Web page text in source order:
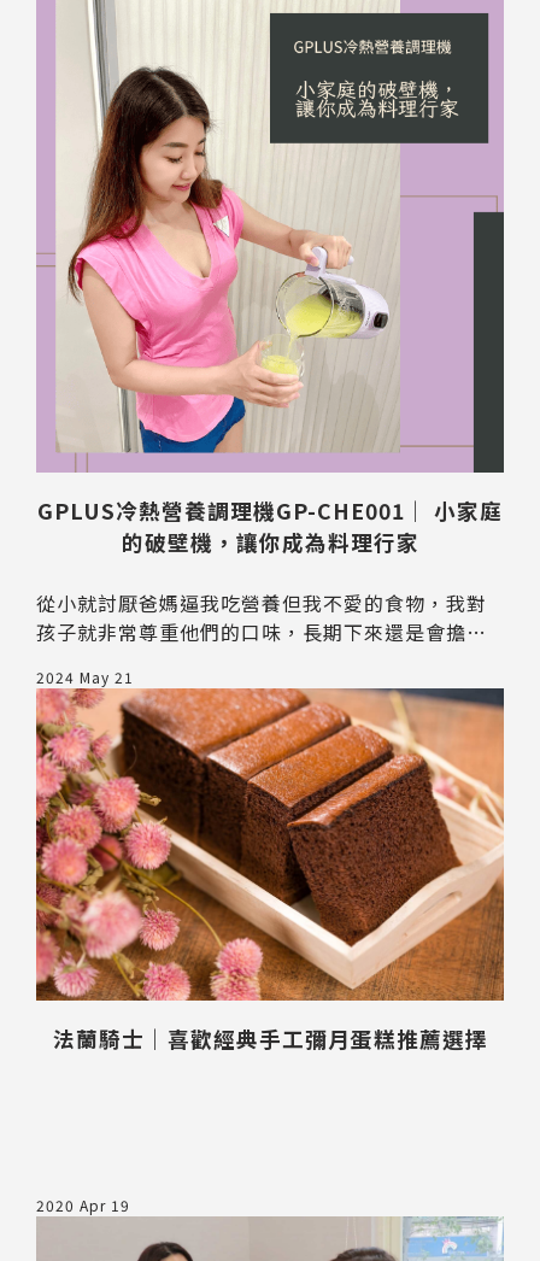
GPLUS冷熱營養調理機GP-CHE001｜ 小家庭
的破壁機，讓你成為料理行家
從小就討厭爸媽逼我吃營養但我不愛的食物，我對
孩子就非常尊重他們的口味，長期下來還是會擔心
手破壁機來將食材營養鎖住，但是我家廚房空間小
也只想做些入門簡單料理，看到GPLUS新品冷熱營
養調理機GP-CHE001機身小又有五種模式，感覺是
非常適合我們的日常飲食，入手實測來啦！
2024 May 21
法蘭騎士｜喜歡經典手工彌月蛋糕推薦選擇
2020 Apr 19
送出